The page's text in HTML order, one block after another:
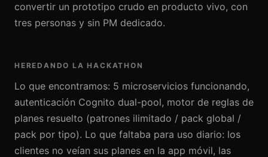
convertir un prototipo crudo en producto vivo, con
tres personas y sin PM dedicado.
HEREDANDO LA HACKATHON
Lo que encontramos: 5 microservicios funcionando,
autenticación Cognito dual-pool, motor de reglas de
planes resuelto (patrones ilimitado / pack global /
pack por tipo). Lo que faltaba para uso diario: los
clientes no veían sus planes en la app móvil, las